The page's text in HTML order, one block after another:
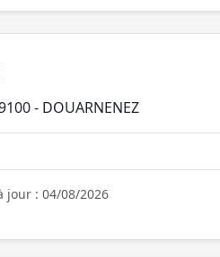
- DOUARNENEZ
jour : 04/08/2026